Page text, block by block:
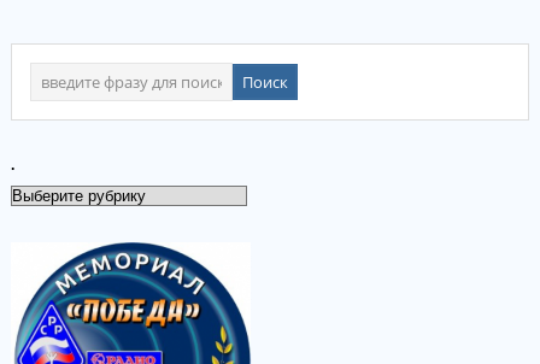
.